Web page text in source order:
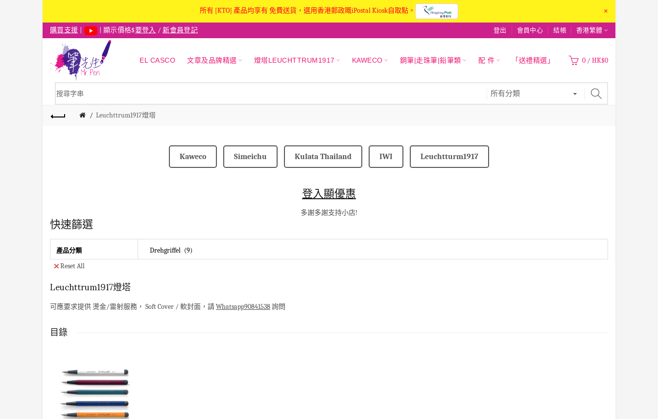
所有 [KTO] 產品均享有 免費送貨，選用香港郵政嘅iPostal Kiosk自取點。 ×
購買支援 | 顯示價格$要登入 /新會員登記 登出 會員中心 結帳 香港繁體
EL CASCO 文章及品牌精選 燈塔LEUCHTTRUM1917 KAWECO 鋼筆|走珠筆|鉛筆類 配 件 「送禮精選」 0 / HK$0
Leuchttrum1917燈塔
Kaweco Simeichu Kulata Thailand IWI Leuchtturm1917
登入顯優惠
多謝多謝支持小店!
快速篩選
產品分類 Drehgriffel
9
Reset All
Leuchttrum1917燈塔
可應要求提供 燙金/雷射服務 ， Soft Cover / 軟封面，請Whatsapp90841538詢問
目錄